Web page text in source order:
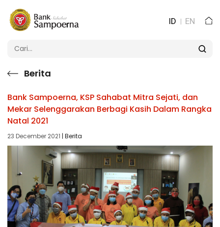
ID EN
Berita
Bank Sampoerna, KSP Sahabat Mitra Sejati, dan
Mekar Selenggarakan Berbagi Kasih Dalam Rangka
Natal 2021
23 December 2021 | Berita